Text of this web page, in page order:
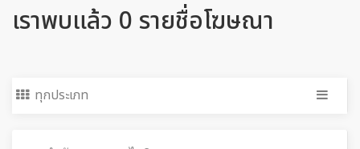
เราพบแล้ว 0 รายชื่อโฆษณา
ทุกประเภท